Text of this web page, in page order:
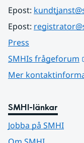
Epost:
Epost:
Press
SMHIs frågeforum
Mer
SMHI-länkar
Jobba på SMHI